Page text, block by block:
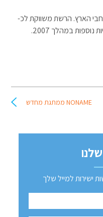
מונה 11 סניפים ברחבי הארץ. הרשת משווקת לכ-
NONAME ממתגת מחדש
ישירות למייל שלך